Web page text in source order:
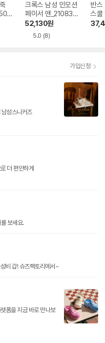
크록스 남성 인모션
페이서 맨_210831-
0OC
52,130원
5.0 (8)
반스
스쿨
가입신청
성스니커즈
더 편안하게
보세요.
비 갑! 슈즈팩토리에서~
폼을 지금 바로 만나보